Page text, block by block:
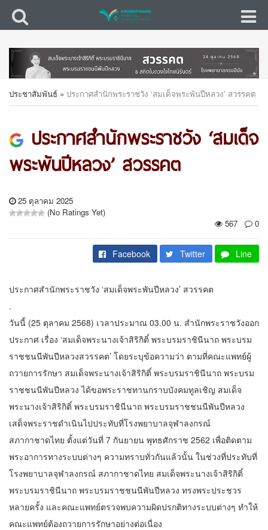
ประชาสัมพันธ์ » ประกาศสำนักพระราชวัง ‘สมเด็จพระพันปีหลวง’ สวรรคต
ประกาศสำนักพระราชวัง ‘สมเด็จ
พระพันปีหลวง’ สวรรคต
25 ตุลาคม 2025
(No Ratings Yet)
567
0
Facebook Twitter Line
ประกาศสำนักพระราชวัง ‘สมเด็จพระพันปีหลวง’ สวรรคต
.
วันนี้ (25 ตุลาคม 2568) เวลาประมาณ 03.00 น. สำนักพระราชวังออก
ประกาศ เรื่อง ‘สมเด็จพระนางเจ้าสิริกิติ์ พระบรมราชินีนาถ พระบรม
ราชชนนีพันปีหลวงสวรรคต’ โดยระบุข้อความว่า ตามที่คณะแพทย์ผู้
ถวายการรักษา สมเด็จพระนางเจ้าสิริกิติ์ พระบรมราชินีนาถ พระบรม
ราชชนนีพันปีหลวง ได้ขอพระราชทานกราบบังคมทูลเชิญ สมเด็จ
พระนางเจ้าสิริกิติ์ พระบรมราชินีนาถ พระบรมราชชนนีพันปีหลวง
เสด็จพระราชดำเนินไปประทับที่โรงพยาบาลจุฬาลงกรณ์
สภากาชาดไทย ตั้งแต่วันที่ 7 กันยายน พุทธศักราช 2562 เพื่อติดตาม
พระอาการทางระบบต่างๆ ความทราบทั่วกันแล้วนั้น ในช่วงที่ประทับที่
โรงพยาบาลจุฬาลงกรณ์ สภากาชาดไทย สมเด็จพระนางเจ้าสิริกิติ์
พระบรมราชินีนาถ พระบรมราชชนนีพันปีหลวง ทรงพระประชวร
หลายครั้ง และคณะแพทย์ตรวจพบความผิดปรกติทางระบบต่างๆ ทำให้
คณะแพทย์ต้องถวายการรักษาอย่างต่อเนื่อง